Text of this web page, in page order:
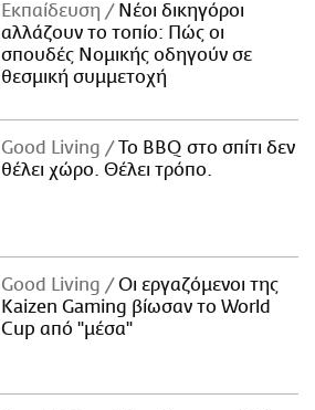
Εκπαίδευση
Νέοι δικηγόροι
αλλάζουν το τοπίο: Πώς οι
σπουδές Νομικής οδηγούν σε
θεσμική συμμετοχή
Good Living
Το BBQ στο σπίτι δεν
θέλει χώρο. Θέλει τρόπο.
Good Living
Οι εργαζόμενοι της
Kaizen Gaming βίωσαν το World
Cup από "μέσα"